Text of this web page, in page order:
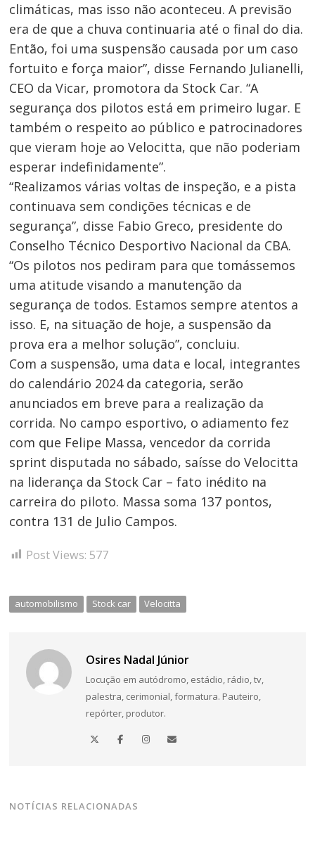
climáticas, mas isso não aconteceu. A previsão
era de que a chuva continuaria até o final do dia.
Então, foi uma suspensão causada por um caso
fortuito e força maior”, disse Fernando Julianelli,
CEO da Vicar, promotora da Stock Car. “A
segurança dos pilotos está em primeiro lugar. E
também o respeito ao público e patrocinadores
que vieram hoje ao Velocitta, que não poderiam
esperar indefinidamente”.
“Realizamos várias voltas de inspeção, e a pista
continuava sem condições técnicas e de
segurança”, disse Fabio Greco, presidente do
Conselho Técnico Desportivo Nacional da CBA.
“Os pilotos nos pediram para que tomássemos
uma atitude visando a manutenção da
segurança de todos. Estamos sempre atentos a
isso. E, na situação de hoje, a suspensão da
prova era a melhor solução”, concluiu.
Com a suspensão, uma data e local, integrantes
do calendário 2024 da categoria, serão
anunciados em breve para a realização da
corrida. No campo esportivo, o adiamento fez
com que Felipe Massa, vencedor da corrida
sprint disputada no sábado, saísse do Velocitta
na liderança da Stock Car – fato inédito na
carreira do piloto. Massa soma 137 pontos,
contra 131 de Julio Campos.
Post Views: 577
automobilismo Stock car Velocitta
Osires Nadal Júnior
Locução em autódromo, estádio, rádio, tv,
palestra, cerimonial, formatura. Pauteiro,
repórter, produtor.
NOTÍCIAS RELACIONADAS
Navegação
de
Post